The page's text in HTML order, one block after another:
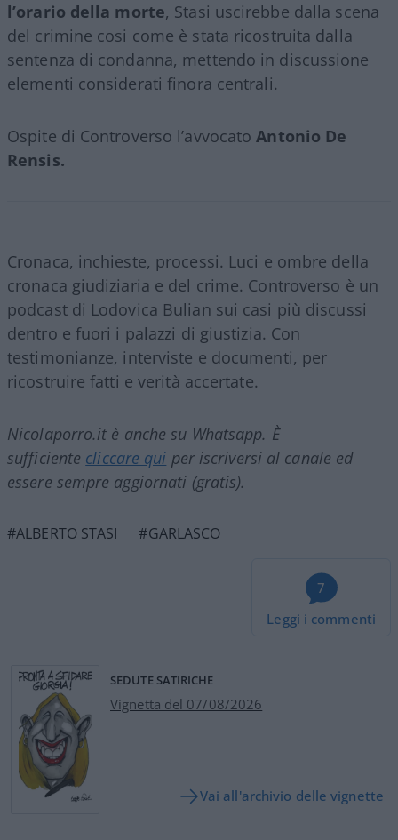
l’orario della morte, Stasi uscirebbe dalla scena
del crimine cosi come è stata ricostruita dalla
sentenza di condanna, mettendo in discussione
elementi considerati finora centrali.
Ospite di Controverso l’avvocatoAntonio De
Rensis.
Cronaca, inchieste, processi. Luci e ombre della
cronaca giudiziaria e del crime. Controverso è un
podcast di Lodovica Bulian sui casi più discussi
dentro e fuori i palazzi di giustizia. Con
testimonianze, interviste e documenti, per
ricostruire fatti e verità accertate.
Nicolaporro.it è anche su Whatsapp. È
sufficiente cliccare qui per iscriversi al canale ed
essere sempre aggiornati (gratis).
#ALBERTO STASI #GARLASCO
7
Leggi i commenti
SEDUTE SATIRICHE
Vignetta del 07/08/2026
Vai all'archivio delle vignette